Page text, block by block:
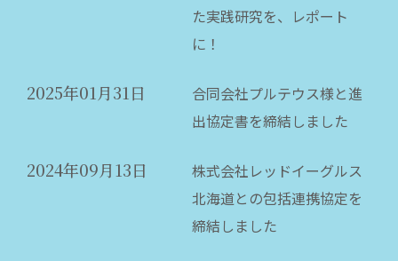
た実践研究を、レポート
に！
2025年01月31日
合同会社プルテウス様と進
出協定書を締結しました
2024年09月13日
株式会社レッドイーグルス
北海道との包括連携協定を
締結しました